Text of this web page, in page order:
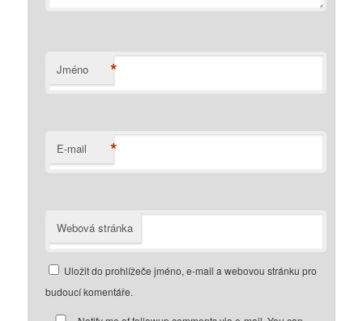
Jméno *
E-mail *
Webová stránka
Uložit do prohlížeče jméno, e-mail a webovou stránku pro
budoucí komentáře.